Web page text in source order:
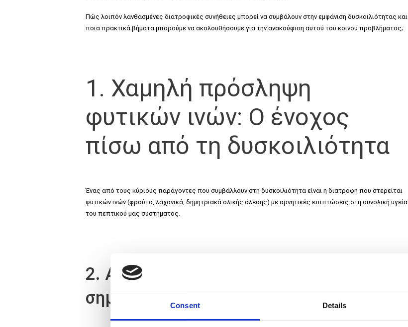
Consent Details
Πώς λοιπόν λανθασμένες διατροφικές συνήθειες μπορεί να συμβάλουν στην εμφάνιση δυσκοιλιότητας και
ποια πρακτικά βήματα μπορούμε να ακολουθήσουμε για την ανακούφιση αυτού του κοινού προβλήματος;
1. Χαμηλή πρόσληψη
φυτικών ινών: Ο ένοχος
πίσω από τη δυσκοιλιότητα
Ένας από τους κύριους παράγοντες που συμβάλλουν στη δυσκοιλιότητα είναι η διατροφή που στερείται
φυτικών ινών (φρούτα, λαχανικά, δημητριακά ολικής άλεσης) με αρνητικές επιπτώσεις στη συνολική υγεία
του πεπτικού μας συστήματος.
2. Ανεπαρκής πρόσληψη υγρών: Η
σημασία της ενυδάτωσης